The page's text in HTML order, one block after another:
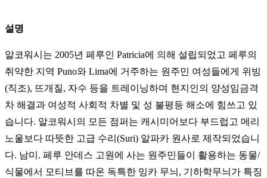
설명
알코워시는 2005년 페루인 Patricia에 의해 설립되었고 페루의
취약한 지역 Puno와 Lima에 거주하는 원주민 여성들에게 위빙
(직조), 뜨개질, 자수 등을 트레이닝하며 현지인의 양성임금격
차 해결과 여성적 사회적 차별 및 성 불평등 해소에 힘쓰고 있
습니다. 알코워시의 모든 점퍼는 캐시미어보다 부드럽고 메리
노울보다 따뜻한 고급 수리(Suri) 알파카 원사로 제작되었습니
다. 남미. 페루 안데스 고원에 사는 원주민들이 활용하는 동물/
식물에서 모티브를 따온 독특한 잉카 무늬, 기하학무늬가 특징